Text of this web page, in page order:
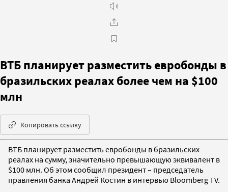
ВТБ планирует разместить евробонды в
бразильских реалах более чем на $100
млн
Копировать ссылку
ВТБ планирует разместить евробонды в бразильских
реалах на сумму, значительно превышающую эквивалент в
$100 млн. Об этом сообщил президент – председатель
правления банка Андрей Костин в интервью Bloomberg TV.